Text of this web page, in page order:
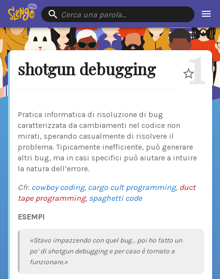
Cerca una parola…
shotgun debugging 1
Pratica informatica di risoluzione di bug
caratterizzata da cambiamenti nel codice non
mirati, sperando casualmente di risolvere il
problema. Tipicamente inefficiente, può generare
altri bug, ma in casi specifici può aiutare a intuire
la natura dell’errore.
Cfr. cowboy coding, cargo cult programming, duct
tape programming, spaghetti code
ESEMPI
«Stavo impazzendo con quel bug… poi ho fatto un
po’ di shotgun debugging e per caso è tornato a
funzionare.»